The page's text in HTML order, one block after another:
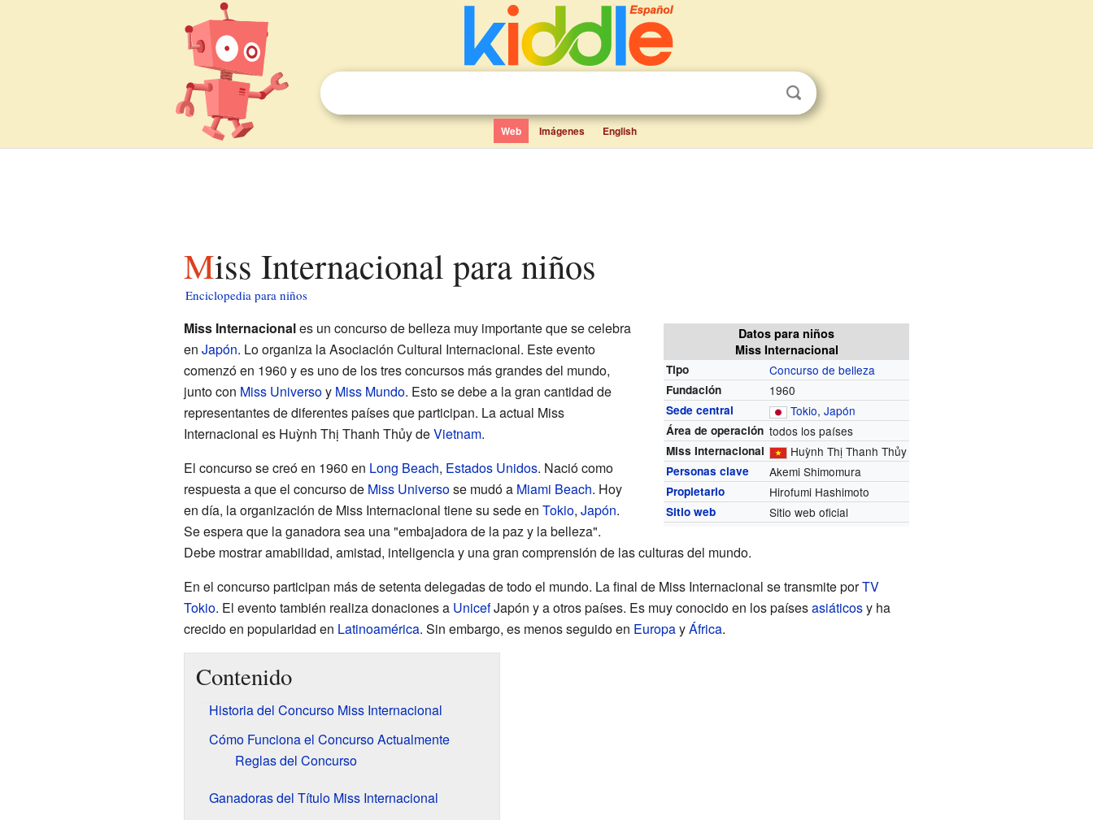
Web Imágenes English
Miss Internacional para niños
Enciclopedia para niños
Datos para niños
Miss Internacional
Tipo Concurso de belleza
Fundación 1960
Sede central Tokio,Japón
Área de operación todos los países
Miss Internacional Huỳnh Thị Thanh Thủy
Personas clave Akemi Shimomura
Propietario Hirofumi Hashimoto
Sitio web Sitio web oficial
Miss Internacionales un concurso de belleza muy importante que se celebra
en Japón. Lo organiza la Asociación Cultural Internacional. Este evento
comenzó en 1960 y es uno de los tres concursos más grandes del mundo,
junto con Miss Universoy Miss Mundo. Esto se debe a la gran cantidad de
representantes de diferentes países que participan. La actual Miss
Internacional es Huỳnh Thị Thanh Thủy deVietnam.
El concurso se creó en 1960 en Long Beach, Estados Unidos. Nació como
respuesta a que el concurso de Miss Universose mudó a Miami Beach. Hoy
en día, la organización de Miss Internacional tiene su sede en Tokio, Japón.
Se espera que la ganadora sea una "embajadora de la paz y la belleza".
Debe mostrar amabilidad, amistad, inteligencia y una gran comprensión de las culturas del mundo.
En el concurso participan más de setenta delegadas de todo el mundo. La final de Miss Internacional se transmite porTV
Tokio. El evento también realiza donaciones a UnicefJapón y a otros países. Es muy conocido en los paísesasiáticosy ha
crecido en popularidad en Latinoamérica. Sin embargo, es menos seguido en EuropayÁfrica.
Contenido
Historia del Concurso Miss Internacional
Cómo Funciona el Concurso Actualmente
Reglas del Concurso
Ganadoras del Título Miss Internacional